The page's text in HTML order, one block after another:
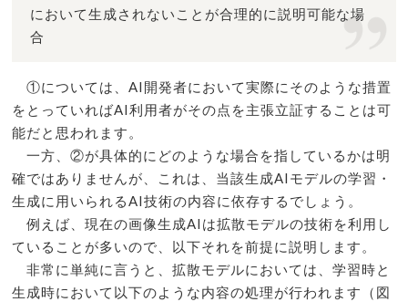
において生成されないことが合理的に説明可能な場
合
①については、AI開発者において実際にそのような措置
をとっていればAI利用者がその点を主張立証することは可
能だと思われます。
一方、②が具体的にどのような場合を指しているかは明
確ではありませんが、これは、当該生成AIモデルの学習・
生成に用いられるAI技術の内容に依存するでしょう。
例えば、現在の画像生成AIは拡散モデルの技術を利用し
ていることが多いので、以下それを前提に説明します。
非常に単純に言うと、拡散モデルにおいては、学習時と
生成時において以下のような内容の処理が行われます（図